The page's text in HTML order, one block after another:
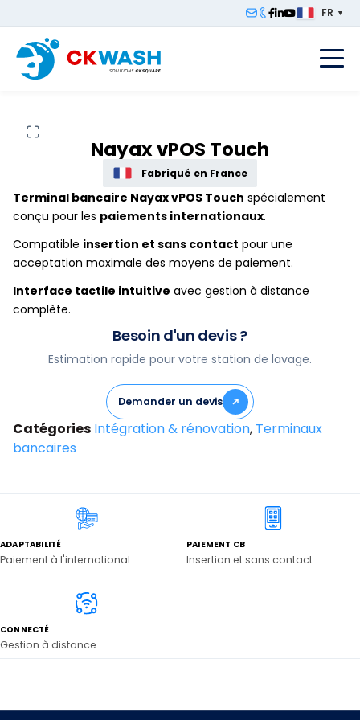
FR ▼
Nayax vPOS Touch
Fabriqué en France
Terminal bancaire Nayax vPOS Touch spécialement
conçu pour les paiements internationaux.
Compatible insertion et sans contact pour une
acceptation maximale des moyens de paiement.
Interface tactile intuitive avec gestion à distance
complète.
Besoin d'un devis ?
Estimation rapide pour votre station de lavage.
Demander un devis
Catégories Intégration & rénovation, Terminaux
bancaires
ADAPTABILITÉ
Paiement à l'international
PAIEMENT CB
Insertion et sans contact
CONNECTÉ
Gestion à distance